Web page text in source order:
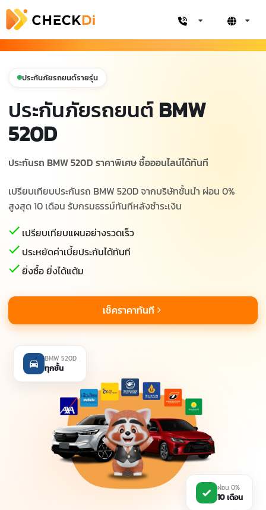
ประกันภัยรถยนต์รายรุ่น
ประกันภัยรถยนต์BMW
520D
ประกันรถ BMW 520D ราคาพิเศษ ซื้อออนไลน์ได้ทันที
เปรียบเทียบประกันรถ BMW 520D จากบริษัทชั้นนำ ผ่อน 0%
สูงสุด 10 เดือน รับกรมธรรม์ทันทีหลังชำระเงิน
เปรียบเทียบแผนอย่างรวดเร็ว
ประหยัดค่าเบี้ยประกันได้ทันที
ยิ่งซื้อ ยิ่งได้แต้ม
เช็คราคาทันที
BMW 520D
ทุกชั้น
ผ่อน 0%
10 เดือน